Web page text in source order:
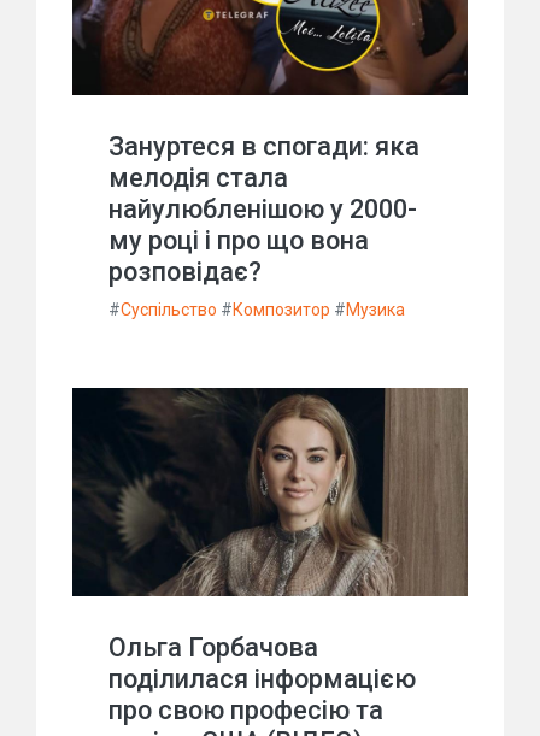
Зануртеся в спогади: яка
мелодія стала
найулюбленішою у 2000-
му році і про що вона
розповідає?
#Суспільство #Композитор #Музика
Ольга Горбачова
поділилася інформацією
про свою професію та